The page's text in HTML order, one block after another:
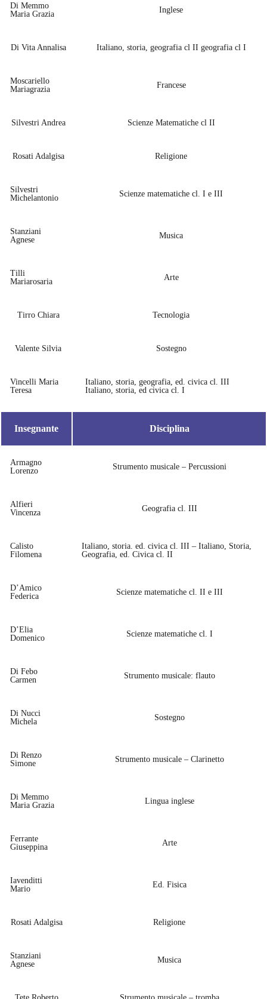
Di Memmo
Maria Grazia
Inglese
Di Vita Annalisa Italiano, storia, geografia cl II geografia cl I
Moscariello
Mariagrazia
Francese
Silvestri Andrea Scienze Matematiche cl II
Rosati Adalgisa Religione
Silvestri
Michelantonio
Scienze matematiche cl. I e III
Stanziani
Agnese
Musica
Tilli
Mariarosaria
Arte
Tirro Chiara Tecnologia
Valente Silvia Sostegno
Vincelli Maria
Teresa
Italiano, storia, geografia, ed. civica cl. III
Italiano, storia, ed civica cl. I
Insegnante Disciplina
Armagno
Lorenzo
Strumento musicale – Percussioni
Alfieri
Vincenza
Geografia cl. III
Calisto
Filomena
Italiano, storia. ed. civica cl. III – Italiano, Storia,
Geografia, ed. Civica cl. II
D’Amico
Federica
Scienze matematiche cl. II e III
D’Elia
Domenico
Scienze matematiche cl. I
Di Febo
Carmen
Strumento musicale: flauto
Di Nucci
Michela
Sostegno
Di Renzo
Simone
Strumento musicale – Clarinetto
Di Memmo
Maria Grazia
Lingua inglese
Ferrante
Giuseppina
Arte
Iavenditti
Mario
Ed. Fisica
Rosati Adalgisa Religione
Stanziani
Agnese
Musica